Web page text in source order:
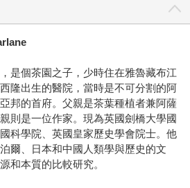
是個茶園之子，少時住在雅魯藏布江
隆出生的醫院，當時是不可分割的阿
邦的首府。父親是茶葉種植者兼阿薩
則是一位作家。現為英國劍橋大學國
科學院、英國皇家歷史學會院士。他
爾、日本和中國人類學與歷史的文
和本質的比較研究。